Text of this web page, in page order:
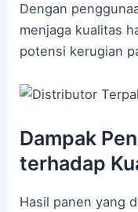
Dengan
menjaga kualitas
potensi kerugian
Dampak
terhadap
Hasil panen yang